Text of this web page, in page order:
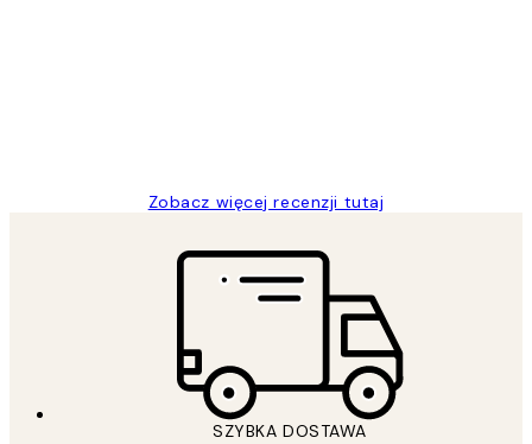
Zobacz więcej recenzji tutaj
SZYBKA DOSTAWA